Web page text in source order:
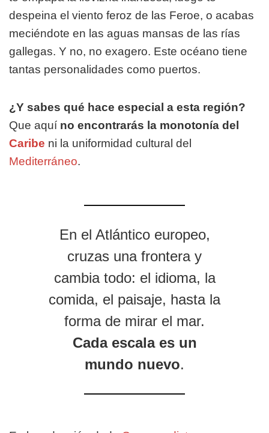
despeina el viento feroz de las Feroe, o acabas
meciéndote en las aguas mansas de las rías
gallegas. Y no, no exagero. Este océano tiene
tantas personalidades como puertos.
¿Y sabes qué hace especial a esta región?
Que aquí no encontrarás la monotonía del
Caribe ni la uniformidad cultural del
Mediterráneo.
En el Atlántico europeo,
cruzas una frontera y
cambia todo: el idioma, la
comida, el paisaje, hasta la
forma de mirar el mar.
Cada escala es un
mundo nuevo.